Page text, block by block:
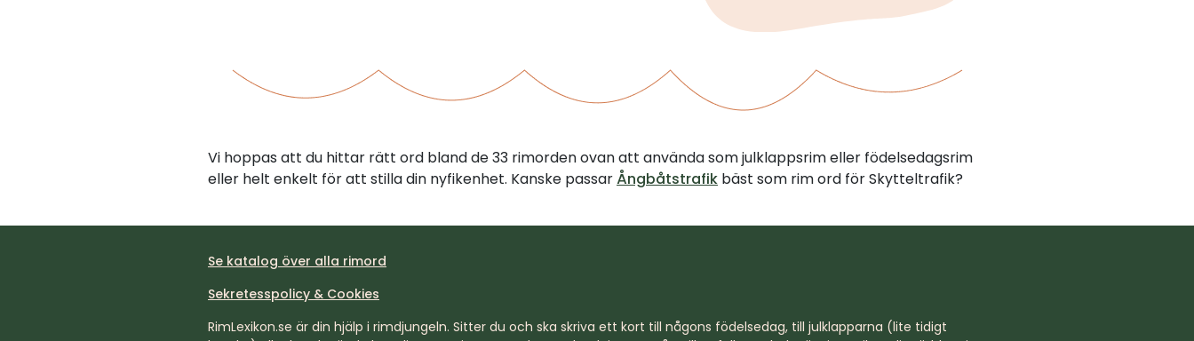
Vi hoppas att du hittar rätt ord bland de 33 rimorden ovan att använda som julklappsrim eller födelsedagsrim
eller helt enkelt för att stilla din nyfikenhet. Kanske passar Ångbåtstrafik bäst som rim ord för Skytteltrafik?
Se katalog över alla rimord
Sekretesspolicy & Cookies
RimLexikon.se är din hjälp i rimdjungeln. Sitter du och ska skriva ett kort till någons födelsedag, till julklapparna (lite tidigt